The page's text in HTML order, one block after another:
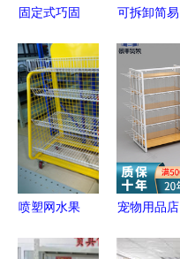
固定式巧固
购指南 厂
家直供、批
发优势解析
可拆卸简易
南 灵活仓
储，高效经
济的解决方
案
喷塑网水果
宠物用品店